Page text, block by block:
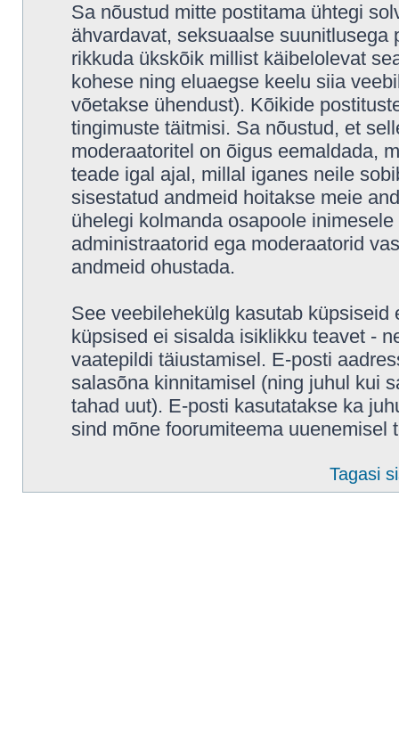
Sa nõustud mitte postitama ühtegi
ähvardavat, seksuaalse
rikkuda ükskõik millist käibelolevat
kohese ning eluaegse keelu siia
võetakse ühendust). Kõikide
tingimuste täitmisi. Sa nõustud, et
moderaatoritel on õigus eemaldada,
teade igal ajal, millal iganes neile
sisestatud andmeid hoitakse meie
ühelegi kolmanda osapoole
administraatorid ega moderaatorid
andmeid ohustada.
See veebilehekülg kasutab
küpsised ei sisalda isiklikku teavet -
vaatepildi täiustamisel. E-posti
salasõna kinnitamisel (ning juhul kui
tahad uut). E-posti kasutatakse ka
sind mõne foorumiteema uuenemisel
Tagasi